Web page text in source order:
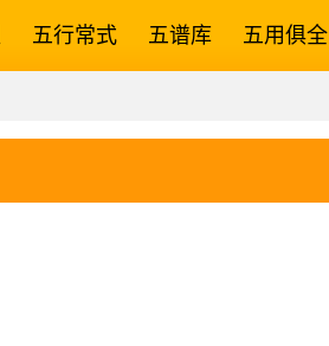
五行常式 五谱库 五用俱全